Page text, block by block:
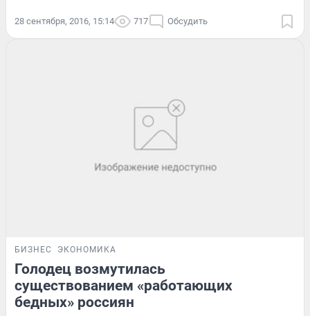
28 сентября, 2016, 15:14 717 Обсудить
БИЗНЕС ЭКОНОМИКА
Голодец возмутилась
существованием «работающих
бедных» россиян